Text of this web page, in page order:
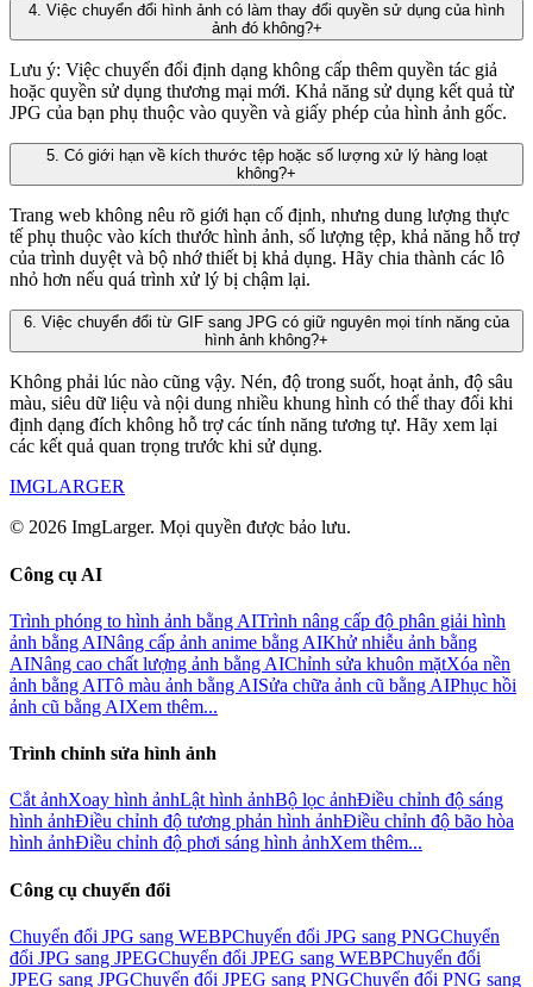
4. Việc chuyển đổi hình ảnh có làm thay đổi quyền sử dụng của hình
ảnh đó không?+
Lưu ý: Việc chuyển đổi định dạng không cấp thêm quyền tác giả
hoặc quyền sử dụng thương mại mới. Khả năng sử dụng kết quả từ
JPG của bạn phụ thuộc vào quyền và giấy phép của hình ảnh gốc.
5. Có giới hạn về kích thước tệp hoặc số lượng xử lý hàng loạt
không?+
Trang web không nêu rõ giới hạn cố định, nhưng dung lượng thực
tế phụ thuộc vào kích thước hình ảnh, số lượng tệp, khả năng hỗ trợ
của trình duyệt và bộ nhớ thiết bị khả dụng. Hãy chia thành các lô
nhỏ hơn nếu quá trình xử lý bị chậm lại.
6. Việc chuyển đổi từ GIF sang JPG có giữ nguyên mọi tính năng của
hình ảnh không?+
Không phải lúc nào cũng vậy. Nén, độ trong suốt, hoạt ảnh, độ sâu
màu, siêu dữ liệu và nội dung nhiều khung hình có thể thay đổi khi
định dạng đích không hỗ trợ các tính năng tương tự. Hãy xem lại
các kết quả quan trọng trước khi sử dụng.
IMGLARGER
© 2026 ImgLarger. Mọi quyền được bảo lưu.
Công cụ AI
Trình phóng to hình ảnh bằng AITrình nâng cấp độ phân giải hình
ảnh bằng AINâng cấp ảnh anime bằng AIKhử nhiễu ảnh bằng
AINâng cao chất lượng ảnh bằng AIChỉnh sửa khuôn mặtXóa nền
ảnh bằng AITô màu ảnh bằng AISửa chữa ảnh cũ bằng AIPhục hồi
ảnh cũ bằng AIXem thêm...
Trình chỉnh sửa hình ảnh
Cắt ảnhXoay hình ảnhLật hình ảnhBộ lọc ảnhĐiều chỉnh độ sáng
hình ảnhĐiều chỉnh độ tương phản hình ảnhĐiều chỉnh độ bão hòa
hình ảnhĐiều chỉnh độ phơi sáng hình ảnhXem thêm...
Công cụ chuyển đổi
Chuyển đổi JPG sang WEBPChuyển đổi JPG sang PNGChuyển
đổi JPG sang JPEGChuyển đổi JPEG sang WEBPChuyển đổi
JPEG sang JPGChuyển đổi JPEG sang PNGChuyển đổi PNG sang